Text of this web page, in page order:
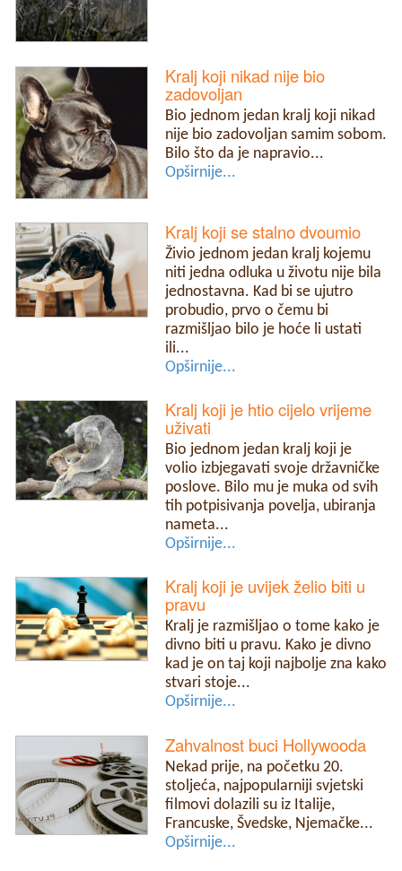
Kralj koji nikad nije bio
zadovoljan
Bio jednom jedan kralj koji nikad
nije bio zadovoljan samim sobom.
Bilo što da je napravio...
Opširnije...
Kralj koji se stalno dvoumio
Živio jednom jedan kralj kojemu
niti jedna odluka u životu nije bila
jednostavna. Kad bi se ujutro
probudio, prvo o čemu bi
razmišljao bilo je hoće li ustati
ili...
Opširnije...
Kralj koji je htio cijelo vrijeme
uživati
Bio jednom jedan kralj koji je
volio izbjegavati svoje državničke
poslove. Bilo mu je muka od svih
tih potpisivanja povelja, ubiranja
nameta...
Opširnije...
Kralj koji je uvijek želio biti u
pravu
Kralj je razmišljao o tome kako je
divno biti u pravu. Kako je divno
kad je on taj koji najbolje zna kako
stvari stoje...
Opširnije...
Zahvalnost buci Hollywooda
Nekad prije, na početku 20.
stoljeća, najpopularniji svjetski
filmovi dolazili su iz Italije,
Francuske, Švedske, Njemačke...
Opširnije...